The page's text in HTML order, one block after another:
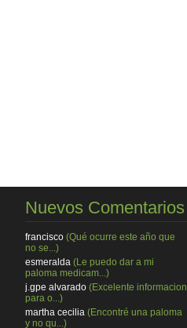
Nuevos Comentarios
francisco (Qué ocurre este año que
no se...)
esmeralda (Le puedo dar a mi
paloma medicam...)
j.gpe alvarado(Excelente informacion
para o...)
martha cecilia (Encontré una paloma
y no qu...)